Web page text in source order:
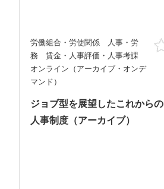
労働組合・労使関係 人事・労
務 賃金・人事評価・人事考課
オンライン（アーカイブ・オンデ
マンド）
ジョブ型を展望したこれからの
人事制度（アーカイブ）